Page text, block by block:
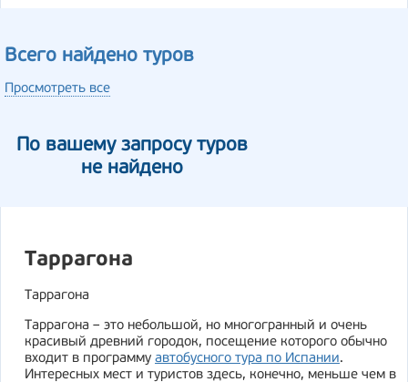
Всего найдено туров
Просмотреть все
По вашему запросу туров
не найдено
Таррагона
Таррагона
Таррагона – это небольшой, но многогранный и очень
красивый древний городок, посещение которого обычно
входит в программу автобусного тура по Испании.
Интересных мест и туристов здесь, конечно, меньше чем в